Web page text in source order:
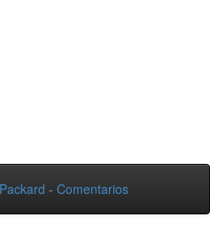
- Comentarios